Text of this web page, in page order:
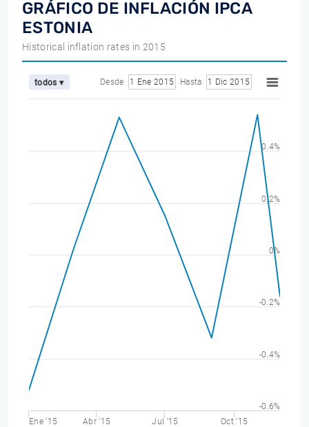
GRÁFICO DE INFLACIÓN IPCA
ESTONIA
Historical inflation rates in 2015
todos ▾ Desde 1 Ene 2015 Hasta 1 Dic 2015
Ene '15 Abr '15 Jul '15 Oct '15
-0.6%
-0.4%
-0.2%
0%
0.2%
0.4%